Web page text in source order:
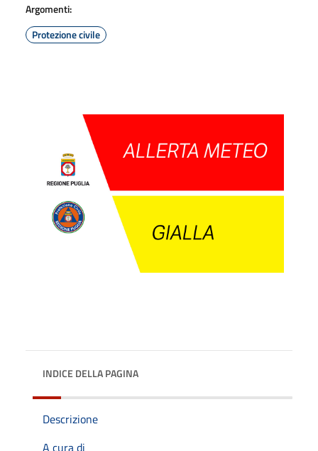
Argomenti:
Protezione civile
INDICE DELLA PAGINA
Descrizione
A cura di